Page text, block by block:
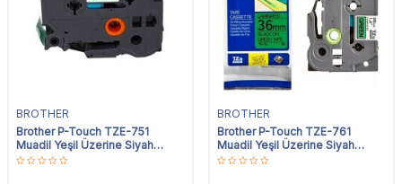
BROTHER
Brother P-Touch TZE-751
Muadil Yeşil Üzerine Siyah
Etiket 24mm x 8m
BROTHER
Brother P-Touch TZE-761
Muadil Yeşil Üzerine Siyah
Etiket 36mm x 8m